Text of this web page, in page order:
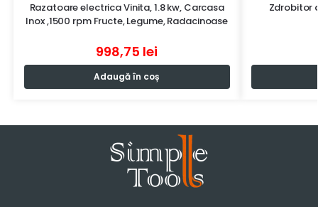
Razatoare electrica Vinita, 1.8 kw, Carcasa
Inox ,1500 rpm Fructe, Legume, Radacinoase
998,75 lei
Adaugă în coș
Zdrobitor